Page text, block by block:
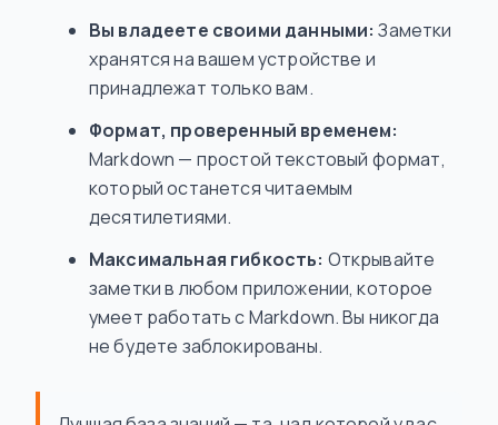
Вы владеете своими данными: Заметки
хранятся на вашем устройстве и
принадлежат только вам.
Формат, проверенный временем:
Markdown — простой текстовый формат,
который останется читаемым
десятилетиями.
Максимальная гибкость: Открывайте
заметки в любом приложении, которое
умеет работать с Markdown. Вы никогда
не будете заблокированы.